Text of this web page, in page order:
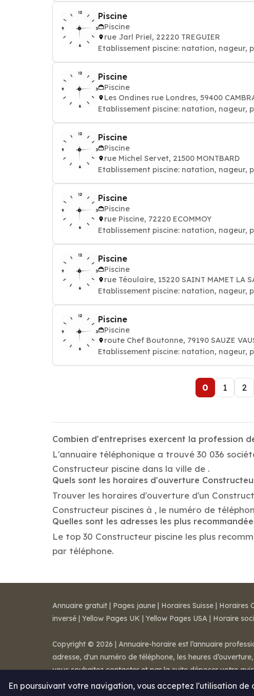
Piscine
Piscine
rue Jarl Priel, 22220 TREGUIER
Etablissement piscine: natation, nageur,
Piscine
Piscine
Les Ondines rue Londres, 59400
Etablissement piscine: natation, nageur,
Piscine
Piscine
rue Michel Servet, 21500 MONTBARD
Etablissement piscine: natation, nageur,
Piscine
Piscine
rue Piscine, 72220 ECOMMOY
Etablissement piscine: natation, nageur,
Piscine
Piscine
rue Téoulaire, 15220 SAINT MAMET LA
Etablissement piscine: natation, nageur,
Piscine
Piscine
route Chef Boutonne, 79190 SAUZE
Etablissement piscine: natation, nageur,
0 1 2
Combien d'entreprises exercent la profession
L'annuaire téléphonique a trouvé 30 036
Constructeur piscine dans la ville de .
Quels sont les horaires d'ouverture
Trouver les horaires d'ouverture d'un
Constructeur piscines à , le numéro de
Quelles sont les adresses les plus
Le top 30 Constructeur piscine les plus
par téléphone.
En poursuivant votre navigation, vous acceptez l'utilisation de
Annuaire gratuit | Pages jaune | Horaires Suisse | Horaires
inversé | Yellow Pages UK | Yellow Pages USA | Horaire
Copyright © 2026 | Annuaire-horaire est l’annuaire
adresse, d'un numéro de téléphone, les heures
vous souhaitez contacter et par la suite déposer votre
Mentions légales-Conditions de ventes- Contact